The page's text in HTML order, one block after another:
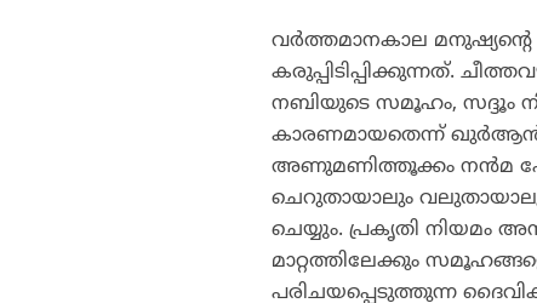
വര്‍ത്തമാനകാല
കരുപ്പിടിപ്പിക്കുന്നത്.
നബിയുടെ സമൂഹം, സദ്ദൂം
കാരണമായതെന്ന് ഖുര്‍ആന്‍
അണുമണിത്തൂക്കം നന്‍മ
ചെറുതായാലും
ചെയ്യും. പ്രകൃതി നിയമം
മാറ്റത്തിലേക്കും
പരിചയപ്പെടുത്തുന്ന